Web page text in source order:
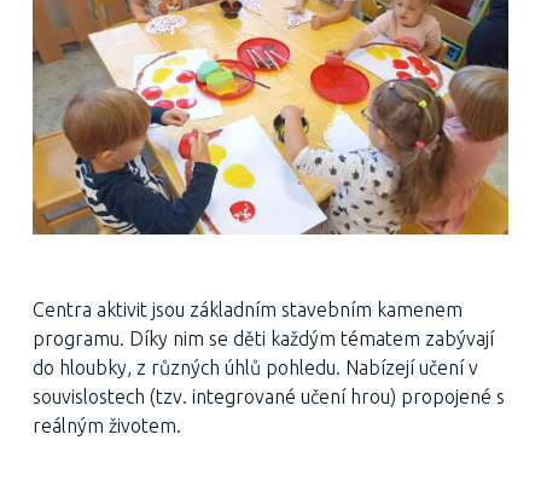
Centra aktivit jsou základním stavebním kamenem
programu. Díky nim se děti každým tématem zabývají
do hloubky, z různých úhlů pohledu. Nabízejí učení v
souvislostech (tzv. integrované učení hrou) propojené s
reálným životem.